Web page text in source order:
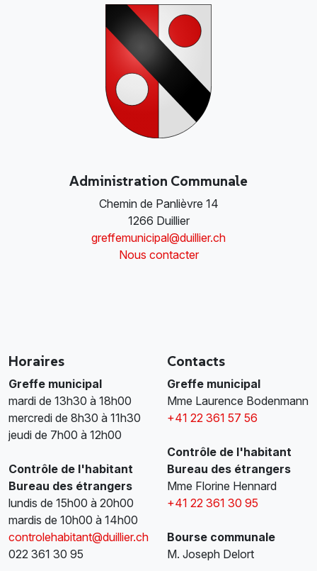
Administration Communale
Chemin de Panlièvre 14
1266 Duillier
greffemunicipal@duillier.ch
Nous contacter
Horaires
Greffe municipal
mardi de 13h30 à 18h00
mercredi de 8h30 à 11h30
jeudi de 7h00 à 12h00
Contrôle de l'habitant
Bureau des étrangers
lundis de 15h00 à 20h00
mardis de 10h00 à 14h00
controlehabitant@duillier.ch
022 361 30 95
Contacts
Greffe municipal
Mme Laurence Bodenmann
+41 22 361 57 56
Contrôle de l'habitant
Bureau des étrangers
Mme Florine Hennard
+41 22 361 30 95
Bourse communale
M. Joseph Delort